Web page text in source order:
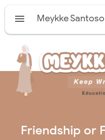
 Meykke Santoso
Friendship or